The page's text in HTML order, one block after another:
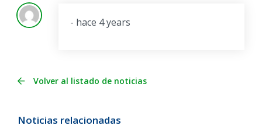
- hace 4 years
Volver al listado de noticias
Noticias relacionadas